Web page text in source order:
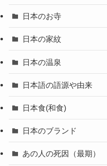
日本のお寺
日本の家紋
日本の温泉
日本語の語源や由来
日本食(和食)
日本のブランド
あの人の死因（最期）